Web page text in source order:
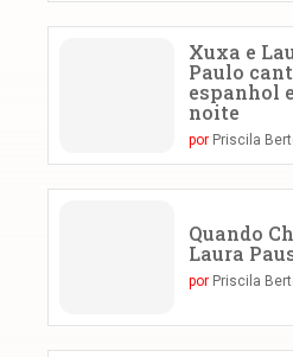
Xuxa e
Paulo
espanhol
noite
por Priscila
Quando
Laura
por Priscila